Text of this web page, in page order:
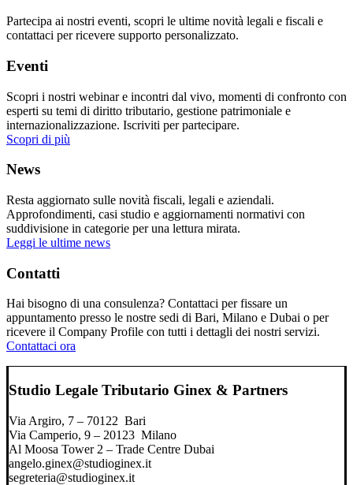
Partecipa ai nostri eventi, scopri le ultime novità legali e fiscali e
contattaci per ricevere supporto personalizzato.
Eventi
Scopri i nostri webinar e incontri dal vivo, momenti di confronto con
esperti su temi di diritto tributario, gestione patrimoniale e
internazionalizzazione. Iscriviti per partecipare.
Scopri di più
News
Resta aggiornato sulle novità fiscali, legali e aziendali.
Approfondimenti, casi studio e aggiornamenti normativi con
suddivisione in categorie per una lettura mirata.
Leggi le ultime news
Contatti
Hai bisogno di una consulenza? Contattaci per fissare un
appuntamento presso le nostre sedi di Bari, Milano e Dubai o per
ricevere il Company Profile con tutti i dettagli dei nostri servizi.
Contattaci ora
Studio Legale Tributario Ginex & Partners
Via Argiro, 7 – 70122 Bari
Via Camperio, 9 – 20123 Milano
Al Moosa Tower 2 – Trade Centre Dubai
angelo.ginex@studioginex.it
segreteria@studioginex.it